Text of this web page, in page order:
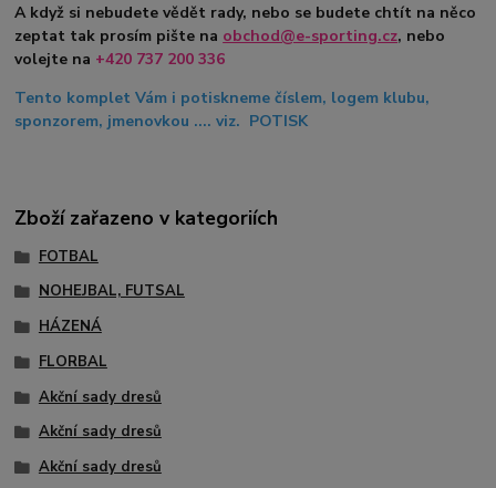
A když si nebudete vědět rady, nebo se budete chtít na něco
zeptat tak prosím pište na obchod@e-sporting.cz, nebo
volejte na +420 737 200 336
Tento komplet Vám i potiskneme číslem, logem klubu,
sponzorem, jmenovkou .... viz. POTISK
Zboží zařazeno v kategoriích
FOTBAL
NOHEJBAL, FUTSAL
HÁZENÁ
FLORBAL
Akční sady dresů
Akční sady dresů
Akční sady dresů